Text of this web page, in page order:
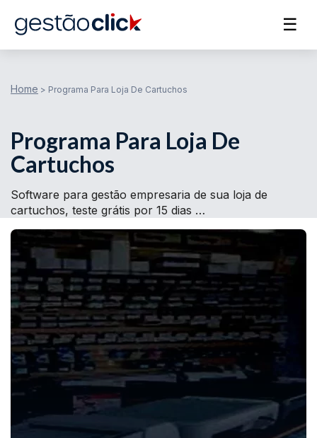
☰
Home > Programa Para Loja De Cartuchos
Programa Para Loja De
Cartuchos
Software para gestão empresaria de sua loja de
cartuchos, teste grátis por 15 dias …